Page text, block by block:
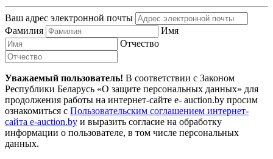
Ваш адрес электронной почты
Фамилия
Имя
Отчество
Уважаемый пользователь! В соответствии с Законом
Республики Беларусь «О защите персональных данных» для
продолжения работы на интернет-сайте e- auction.by просим
ознакомиться с Пользовательским соглашением интернет-
сайта e-auction.by и выразить согласие на обработку
информации о пользователе, в том числе персональных
данных.